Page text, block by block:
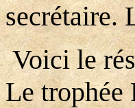
secrétaire.
Voici le
Le trophée